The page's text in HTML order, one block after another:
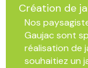
Création de
Nos
Gaujac sont
réalisation de
souhaitiez un